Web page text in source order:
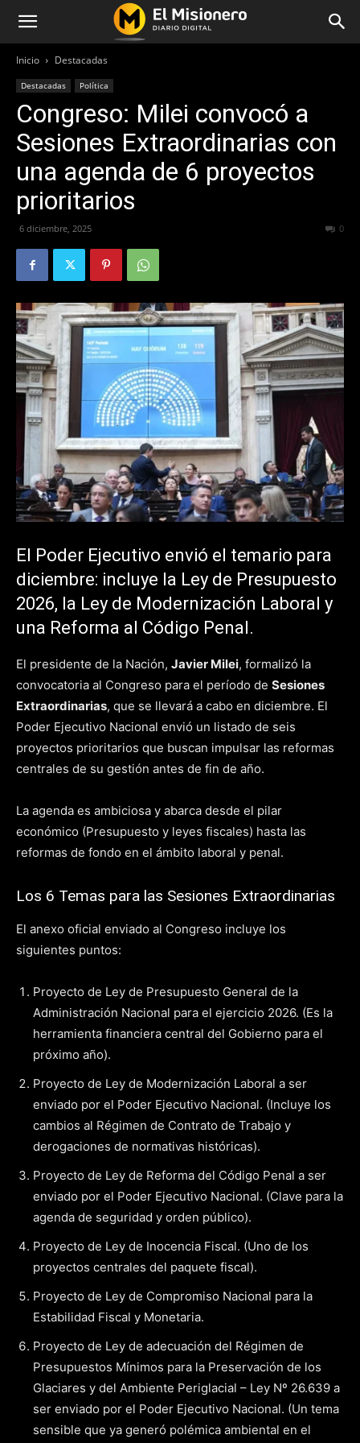
Inicio Destacadas
Destacadas Política
Congreso: Milei convocó a
Sesiones Extraordinarias con
una agenda de 6 proyectos
prioritarios
6 diciembre, 2025 0
El Poder Ejecutivo envió el temario para
diciembre: incluye la Ley de Presupuesto
2026, la Ley de Modernización Laboral y
una Reforma al Código Penal.
El presidente de la Nación, Javier Milei, formalizó la
convocatoria al Congreso para el período de Sesiones
Extraordinarias, que se llevará a cabo en diciembre. El
Poder Ejecutivo Nacional envió un listado de seis
proyectos prioritarios que buscan impulsar las reformas
centrales de su gestión antes de fin de año.
La agenda es ambiciosa y abarca desde el pilar
económico (Presupuesto y leyes fiscales) hasta las
reformas de fondo en el ámbito laboral y penal.
Los 6 Temas para las Sesiones Extraordinarias
El anexo oficial enviado al Congreso incluye los
siguientes puntos:
Proyecto de Ley de Presupuesto General de la
Administración Nacional para el ejercicio 2026. (Es la
herramienta financiera central del Gobierno para el
próximo año).
Proyecto de Ley de Modernización Laboral a ser
enviado por el Poder Ejecutivo Nacional. (Incluye los
cambios al Régimen de Contrato de Trabajo y
derogaciones de normativas históricas).
Proyecto de Ley de Reforma del Código Penal a ser
enviado por el Poder Ejecutivo Nacional. (Clave para la
agenda de seguridad y orden público).
Proyecto de Ley de Inocencia Fiscal. (Uno de los
proyectos centrales del paquete fiscal).
Proyecto de Ley de Compromiso Nacional para la
Estabilidad Fiscal y Monetaria.
Proyecto de Ley de adecuación del Régimen de
Presupuestos Mínimos para la Preservación de los
Glaciares y del Ambiente Periglacial – Ley Nº 26.639 a
ser enviado por el Poder Ejecutivo Nacional. (Un tema
sensible que ya generó polémica ambiental en el